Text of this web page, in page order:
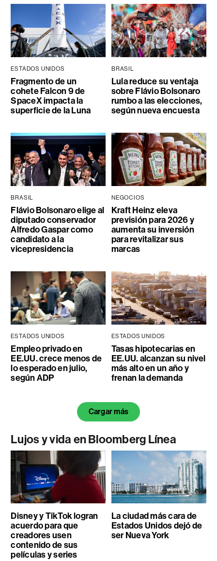
ESTADOS UNIDOS
Fragmento de un
cohete Falcon 9 de
SpaceX impacta la
superficie de la Luna
BRASIL
Lula reduce su ventaja
sobre Flávio Bolsonaro
rumbo a las elecciones,
según nueva encuesta
BRASIL
Flávio Bolsonaro elige al
diputado conservador
Alfredo Gaspar como
candidato a la
vicepresidencia
NEGOCIOS
Kraft Heinz eleva
previsión para 2026 y
aumenta su inversión
para revitalizar sus
marcas
ESTADOS UNIDOS
Empleo privado en
EE.UU. crece menos de
lo esperado en julio,
según ADP
ESTADOS UNIDOS
Tasas hipotecarias en
EE.UU. alcanzan su nivel
más alto en un año y
frenan la demanda
Cargar más
Lujos y vida en Bloomberg Línea
Disney y TikTok logran
acuerdo para que
creadores usen
contenido de sus
películas y series
La ciudad más cara de
Estados Unidos dejó de
ser Nueva York